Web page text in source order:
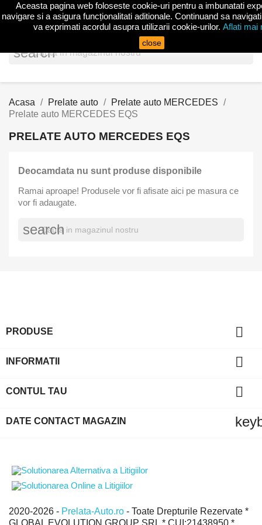
 (0)

search
Acasa Prelate auto
Prelate auto MERCEDES
Prelate auto MERCEDES EQS
PRELATE AUTO MERCEDES EQS
Deocamdata nu sunt produse disponibile
Ramai aproape! Produsele vor fi afisate aici pe masura ce
vor fi adaugate.
search
PRODUSE 
INFORMATII 
CONTUL TAU 
DATE CONTACT MAGAZIN
Aceasta pagina web foloseste cookie-uri pentru a imbunatati
navigare si a asigura funcționalitati aditionale. Continuand sa
va exprimati acordul asupra utilizarii cookie-urilor. Aflati mai
close
2020-2026 - Prelata-Auto.ro - Toate Drepturile Rezervate *
GLOBAL EVOLUTION GROUP SRL * CUI:21438950 *
Favorite.